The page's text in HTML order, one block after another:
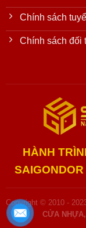
Chính sách
Chính sách đối
HÀNH
Copyright © 2010 -
CỬA